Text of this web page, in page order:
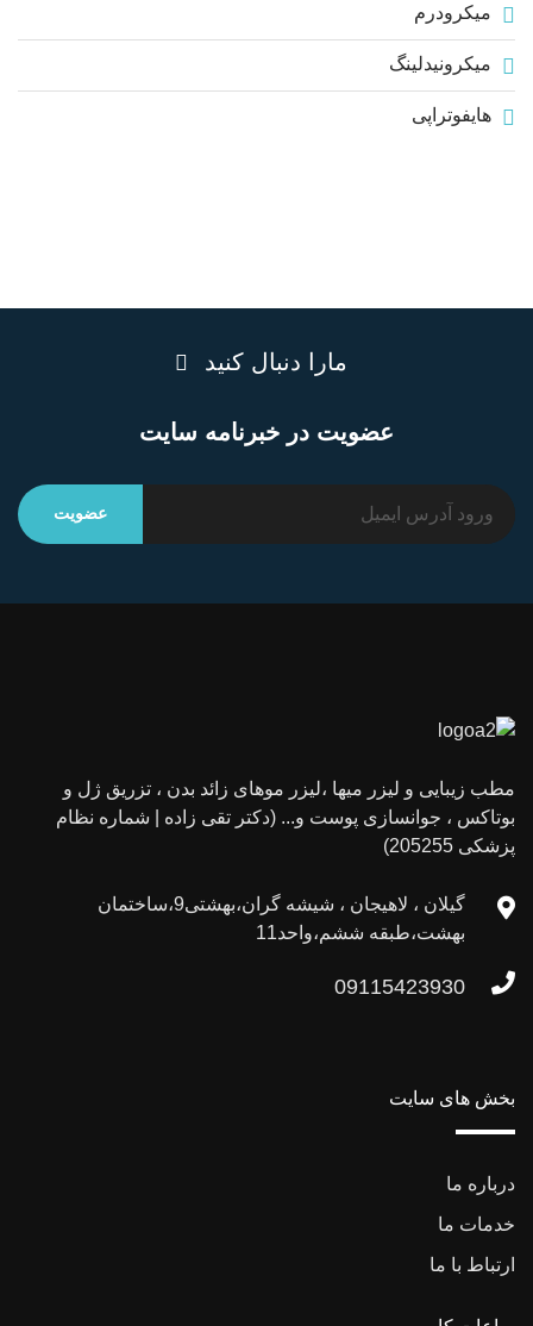
میکرودرم
میکرونیدلینگ
هایفوتراپی
مارا دنبال کنید
عضویت در خبرنامه سایت
مطب زیبایی و لیزر میها ،لیزر موهای زائد بدن ، تزریق ژل و
بوتاکس ، جوانسازی پوست و... (دکتر تقی زاده | شماره نظام
پزشکی 205255)
گیلان ، لاهیجان ، شیشه گران،بهشتی9،ساختمان
بهشت،طبقه ششم،واحد11
09115423930
بخش های سایت
درباره ما
خدمات ما
ارتباط با ما